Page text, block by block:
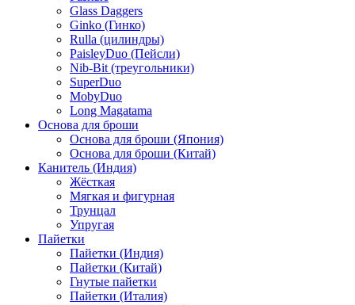
Glass Daggers
Ginko (Гинко)
Rulla (цилиндры)
PaisleyDuo (Пейсли)
Nib-Bit (треугольники)
SuperDuo
MobyDuo
Long Magatama
Основа для броши
Основа для броши (Япония)
Основа для броши (Китай)
Канитель (Индия)
Жёсткая
Мягкая и фигурная
Трунцал
Упругая
Пайетки
Пайетки (Индия)
Пайетки (Китай)
Гнутые пайетки
Пайетки (Италия)